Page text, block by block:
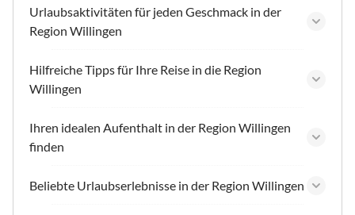
Urlaubsaktivitäten für jeden Geschmack in der
Region Willingen
Hilfreiche Tipps für Ihre Reise in die Region
Willingen
Ihren idealen Aufenthalt in der Region Willingen
finden
Beliebte Urlaubserlebnisse in der Region Willingen